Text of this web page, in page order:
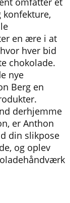
en ære i at
hver bid
chokolade.
nye
Berg en
derhjemme
er Anthon
din slikpose
og oplev